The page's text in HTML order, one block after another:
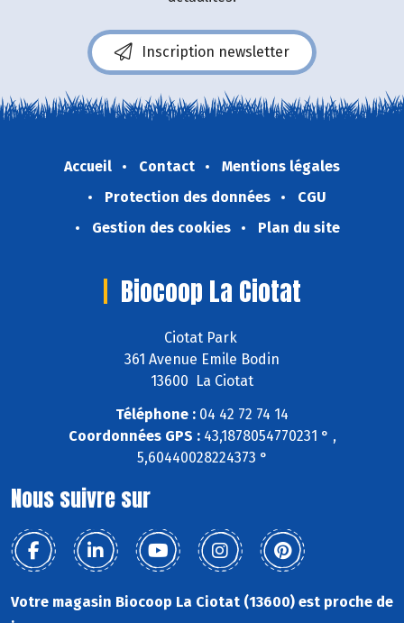
Inscription newsletter
Accueil Contact
Mentions légales
Protection des données
CGU
Gestion des cookies
Plan du site
Biocoop La Ciotat
Ciotat Park
361 Avenue Emile Bodin
13600 La Ciotat
Téléphone : 04 42 72 74 14
Coordonnées GPS :43,1878054770231 ° ,
5,60440028224373 °
Nous suivre sur
Votre magasin Biocoop La Ciotat (13600) est proche de